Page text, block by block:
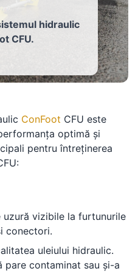
hidraulic
CFU.
ConFoot CFU este
optimă și
pentru întreținerea
uzură vizibile la furtunurile
conectori.
uleiului hidraulic.
pare contaminat sau și-a